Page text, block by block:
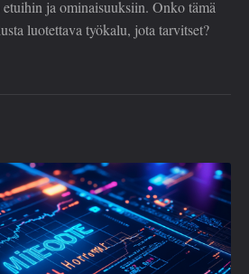
ja ominaisuuksiin. Onko tämä
luotettava työkalu, jota tarvitset?